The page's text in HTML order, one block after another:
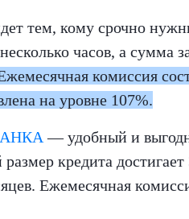
тем, кому срочно
часов, а сумма
комиссия
на уровне 107%.
— удобный и
кредита достигает
Ежемесячная